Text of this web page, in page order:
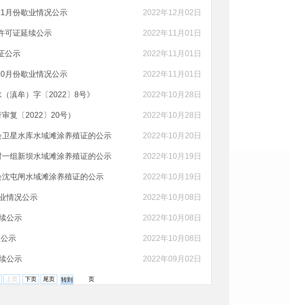
月份歇业情况公示 2022年12月02日
可证延续公示 2022年11月01日
公示 2022年11月01日
月份歇业情况公示 2022年11月01日
滇牟）字〔2022〕8号》 2022年10月28日
复〔2022〕20号） 2022年10月28日
星水库水域滩涂养殖证的公示 2022年10月20日
组新坝水域滩涂养殖证的公示 2022年10月19日
屯闸水域滩涂养殖证的公示 2022年10月19日
情况公示 2022年10月08日
公示 2022年10月08日
示 2022年10月08日
公示 2022年09月02日
上页 下页 尾页 页